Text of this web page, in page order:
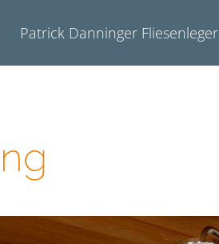
Patrick Danninger Fliesenleger